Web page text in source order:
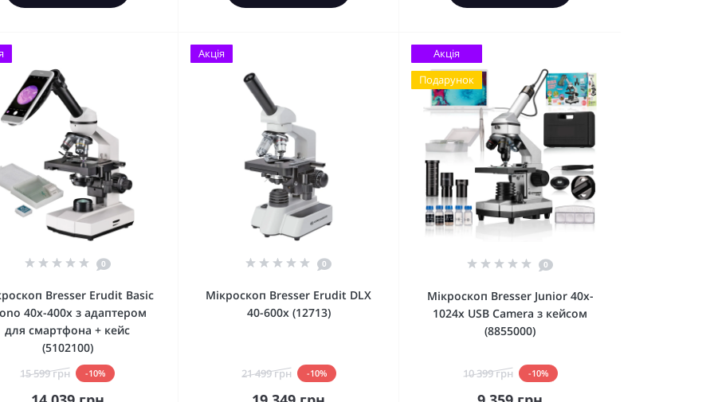
0
Bresser Erudit Basic
40x-400x з адаптером
для смартфона + кейс
(5102100)
15 599 грн -10%
Акція
0
Мікроскоп Bresser Erudit DLX
40-600x (12713)
21 499 грн -10%
Акція
Подарунок
0
Мікроскоп Bresser Junior 40x-
1024x USB Camera з кейсом
(8855000)
10 399 грн -10%